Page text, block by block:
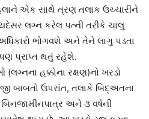
એક સાથે ત્રણ તલાક ઉચ્ચારીને
લગ્ન કરેલ પત્ની તરીકે ચાલુ
ભોગવશે અને તેને લાગુ પડતા
પ્રાપ્ત થતું રહેશે.
હક્કોના રક્ષણ)નો ખરડો
બાબતો ઉપરાંત, તલાકે બિદ્અતના
અને ૩ વર્ષની